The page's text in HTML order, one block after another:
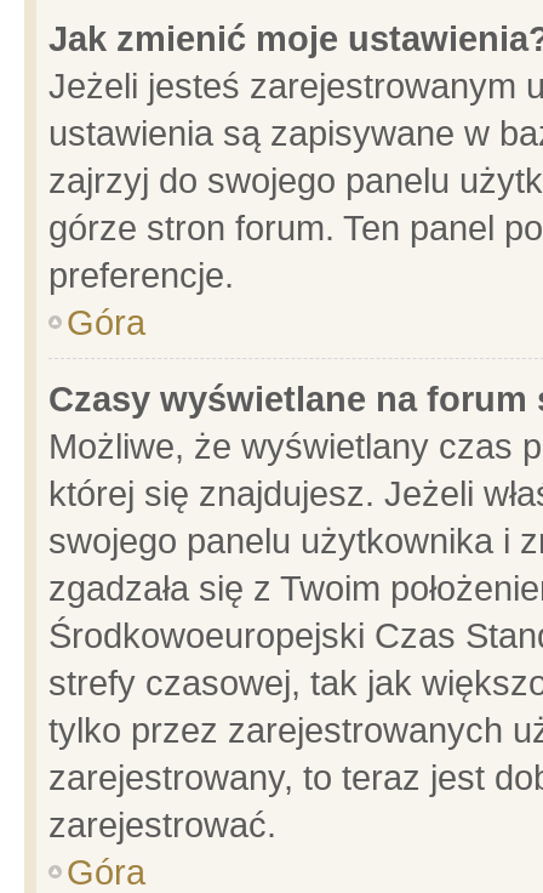
Jak zmienić moje
Jeżeli jesteś zarejestrowanym
ustawienia są zapisywane w
zajrzyj do swojego panelu
górze stron forum. Ten panel
preferencje.
Góra
Czasy wyświetlane na forum
Możliwe, że wyświetlany czas
której się znajdujesz. Jeżeli
swojego panelu użytkownika i
zgadzała się z Twoim
Środkowoeuropejski Czas
strefy czasowej, tak jak
tylko przez zarejestrowanych
zarejestrowany, to teraz jest
zarejestrować.
Góra